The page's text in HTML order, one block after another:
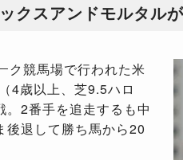
クスアンドモルタル
ク競馬場で行われた米
4歳以上、芝9.5ハロ
2番手を追走するも中
退して勝ち馬から20